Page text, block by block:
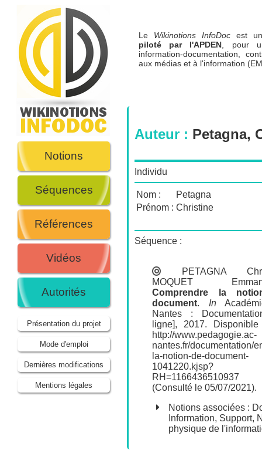
Notions
Séquences
Références
Vidéos
Autorités
Présentation du projet
Mode d'emploi
Dernières modifications
Mentions légales
Le Wikinotions InfoDoc est
piloté par l'APDEN, pour
information-documentation,
aux médias et à l'information
Auteur : Petagna,
Individu
Nom :
Petagna
Prénom : Christine
Séquence :
PETAGNA
MOQUET
Comprendre la
document. In
Nantes :
ligne], 2017.
http://www.pedagogie.ac-
nantes.fr/documentation/
la-notion-de-document-
1041220.kjsp?
(Consulté le 05/07/2021).
Notions associées :
Information, Support,
physique de